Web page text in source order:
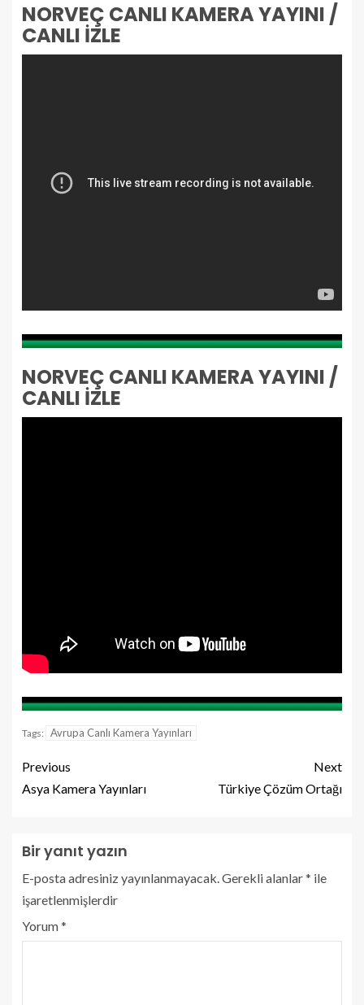
NORVEÇ CANLI KAMERA YAYINI /
CANLI İZLE
NORVEÇ CANLI KAMERA YAYINI /
CANLI İZLE
Tags: Avrupa Canlı Kamera Yayınları
Previous
Asya Kamera Yayınları
Next
Türkiye Çözüm Ortağı
Bir yanıt yazın
E-posta adresiniz yayınlanmayacak.Gerekli alanlar* ile
işaretlenmişlerdir
Yorum*